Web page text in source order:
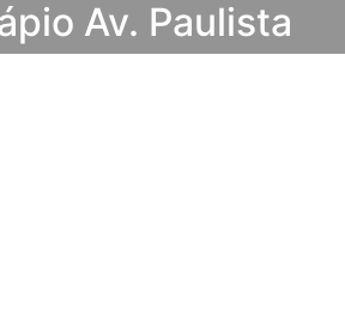
Av. Paulista